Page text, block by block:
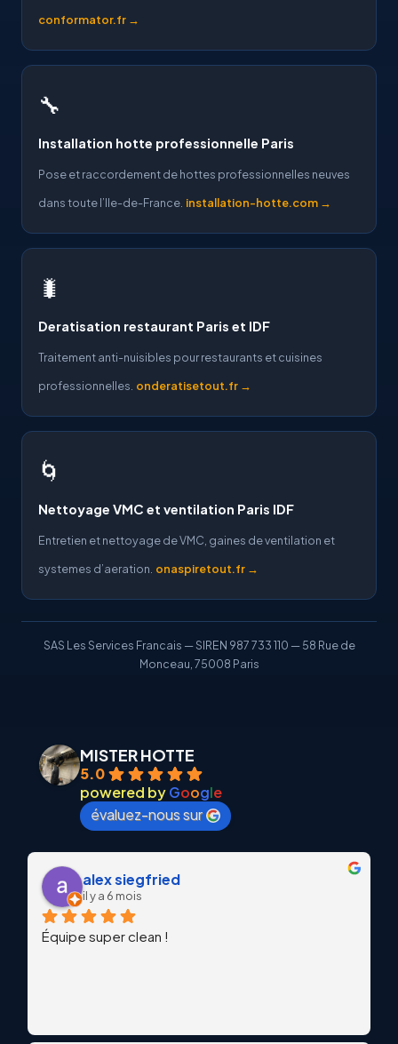
conformator.fr →
🔧
Installation hotte professionnelle Paris
Pose et raccordement de hottes professionnelles neuves
dans toute l’Ile-de-France. installation-hotte.com →
🐛
Deratisation restaurant Paris et IDF
Traitement anti-nuisibles pour restaurants et cuisines
professionnelles. onderatisetout.fr →
🌀
Nettoyage VMC et ventilation Paris IDF
Entretien et nettoyage de VMC, gaines de ventilation et
systemes d’aeration. onaspiretout.fr →
SAS Les Services Francais — SIREN 987 733 110 — 58 Rue de
Monceau, 75008 Paris
MISTER HOTTE
5.0
powered byGoogle
évaluez-nous sur
alex siegfried
il y a 6 mois
Équipe super clean !